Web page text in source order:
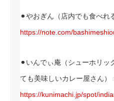
⚫︎やおぎん（店内でも食べれ
https://note.com/
⚫︎いんでぃ庵（シューホリッ
ても美味しいカレー屋さん）
https://kunimachi.jp/spot/